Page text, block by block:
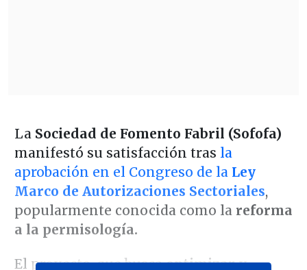
La Sociedad de Fomento Fabril (Sofofa)
manifestó su satisfacción tras la
aprobación en el Congreso de la Ley
Marco de Autorizaciones Sectoriales,
popularmente conocida como lareforma
a la permisología.
El proyecto, que buscaoptimizar y